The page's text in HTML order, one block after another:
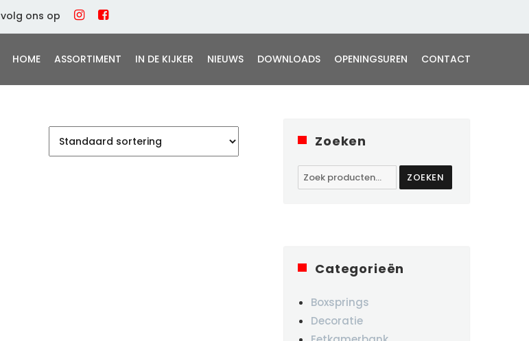
volg ons op
HOME ASSORTIMENT IN DE KIJKER NIEUWS DOWNLOADS OPENINGSUREN CONTACT
Zoeken
Zoeken
naar:
ZOEKEN
Categorieën
Boxsprings
Decoratie